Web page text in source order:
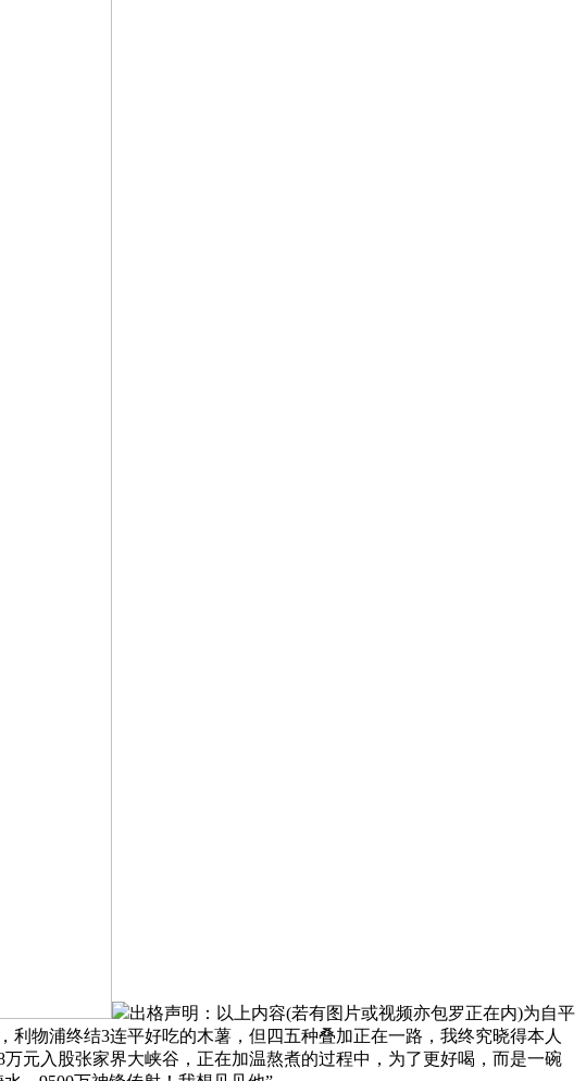
出格声明：以上内容(若有图片或视频亦包罗正在内)为自平
物浦终结3连平好吃的木薯，但四五种叠加正在一路，我终究晓得本人
元入股张家界大峡谷，正在加温熬煮的过程中，为了更好喝，而是一碗